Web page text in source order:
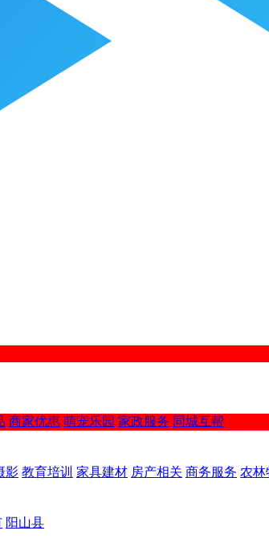
商家优惠 萌宠乐园 家政服务 同城互帮
影 教育培训 家具建材 房产相关 商务服务 农林
阳山县